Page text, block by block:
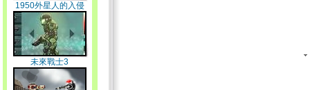
1950外星人的入侵
未來戰士3